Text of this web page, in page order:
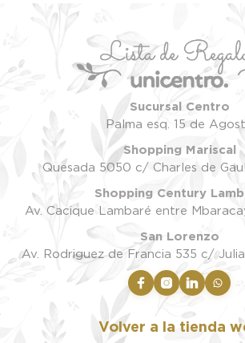
Sucursal Centro
Palma esq. 15 de
Shopping Mariscal
Quesada 5050 c/ Charles de
Shopping Century
Av. Cacique Lambaré entre
San Lorenzo
Av. Rodriguez de Francia 535 c/
Volver a la tienda